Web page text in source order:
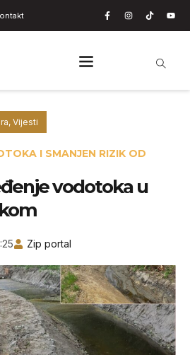
, Vijesti
I SMANJEN RIZIK OD
vodotoka u
Zip portal